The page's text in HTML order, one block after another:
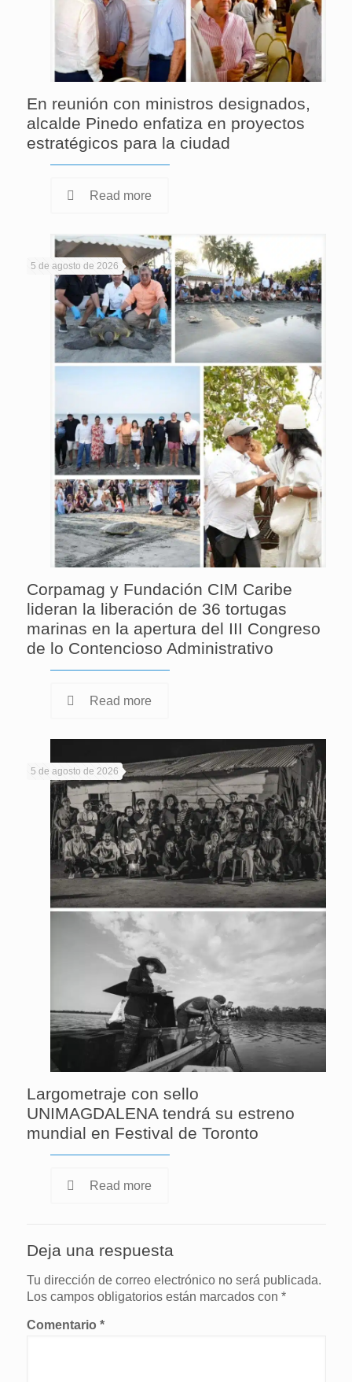
En reunión con ministros designados,
alcalde Pinedo enfatiza en proyectos
estratégicos para la ciudad
Read more
5 de agosto de 2026
Corpamag y Fundación CIM Caribe
lideran la liberación de 36 tortugas
marinas en la apertura del III Congreso
de lo Contencioso Administrativo
Read more
5 de agosto de 2026
Largometraje con sello
UNIMAGDALENA tendrá su estreno
mundial en Festival de Toronto
Read more
Deja una respuesta
Tu dirección de correo electrónico no será publicada.
Los campos obligatorios están marcados con *
Comentario *